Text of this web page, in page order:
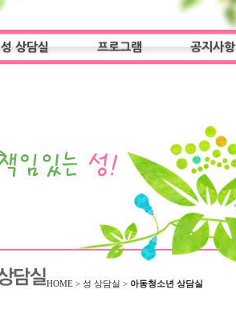
성 상담실 프로그램 공지사항
HOME > 성 상담실 > 아동청소년 상담실